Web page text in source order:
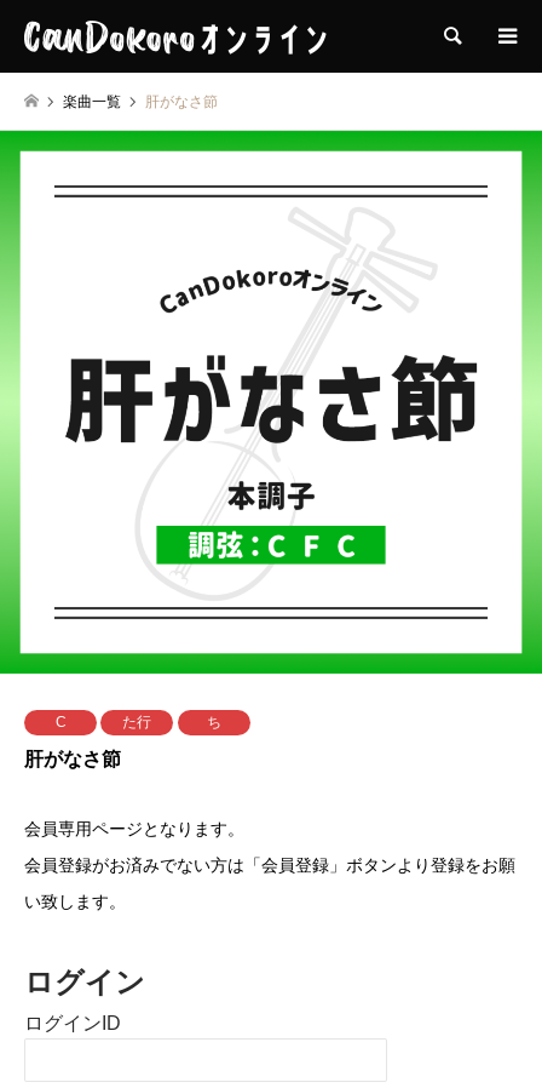
検索
楽曲一覧 肝がなさ節
C た行 ち
肝がなさ節
会員専用ページとなります。
会員登録がお済みでない方は「会員登録」ボタンより登録をお願
い致します。
ログイン
ログインID